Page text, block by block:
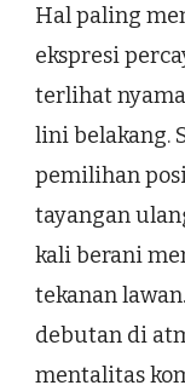
Hal paling
ekspresi
terlihat
lini belakang.
pemilihan
tayangan
kali berani
tekanan
debutan di
mentalitas